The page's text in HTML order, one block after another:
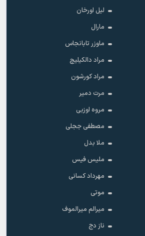
لیل اورخان
مارال
ماوزر تابانجاس
مراد دالکیلیچ
مراد کورشون
مرت دمیر
مروه اوزبی
مصطفی ججلی
ملا بدل
ملیس فیس
مهرداد کسانی
موتی
میرالم میرالموف
ناز دج